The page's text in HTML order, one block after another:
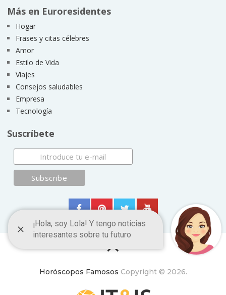
Más en Euroresidentes
Hogar
Frases y citas célebres
Amor
Estilo de Vida
Viajes
Consejos saludables
Empresa
Tecnología
Suscríbete
Horóscopos Famosos Copyright © 2026.